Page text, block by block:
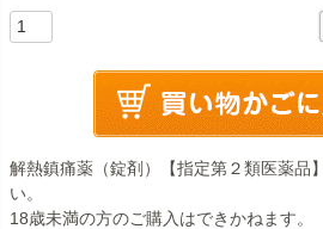
解熱鎮痛薬（錠剤）【指定第２類医薬品
い。
18歳未満の方のご購入はできかねます。